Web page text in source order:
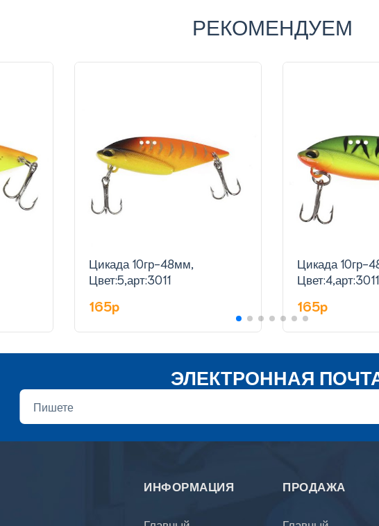
РЕКОМЕНДУЕМ
Цикада 10гр-48мм,
Цвет:5,арт:3011
165p
Цикада 10гр-
Цвет:4,арт:3011
165p
ЭЛЕКТРОННАЯ
ИНФОРМАЦИЯ ПРОДАЖА